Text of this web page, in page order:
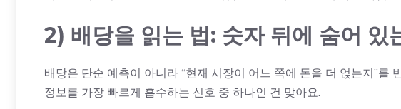
2) 배당을 읽는 법: 숫자 뒤에 숨어 있
배당은 단순 예측이 아니라 “현재 시장이 어느 쪽에 돈을 더 얹는지”를
정보를 가장 빠르게 흡수하는 신호 중 하나인 건 맞아요.